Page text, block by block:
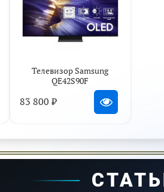
Телевизор Samsung
QE42S90F
83 800 ₽